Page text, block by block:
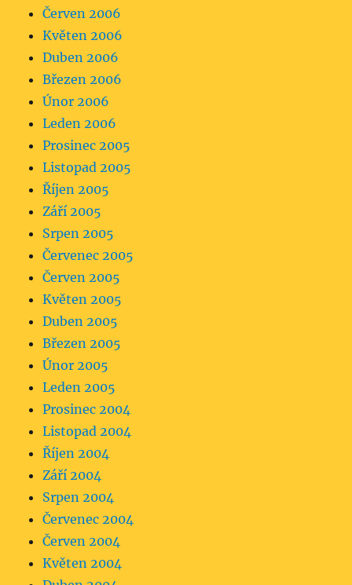
Červen 2006
Květen 2006
Duben 2006
Březen 2006
Únor 2006
Leden 2006
Prosinec 2005
Listopad 2005
Říjen 2005
Září 2005
Srpen 2005
Červenec 2005
Červen 2005
Květen 2005
Duben 2005
Březen 2005
Únor 2005
Leden 2005
Prosinec 2004
Listopad 2004
Říjen 2004
Září 2004
Srpen 2004
Červenec 2004
Červen 2004
Květen 2004